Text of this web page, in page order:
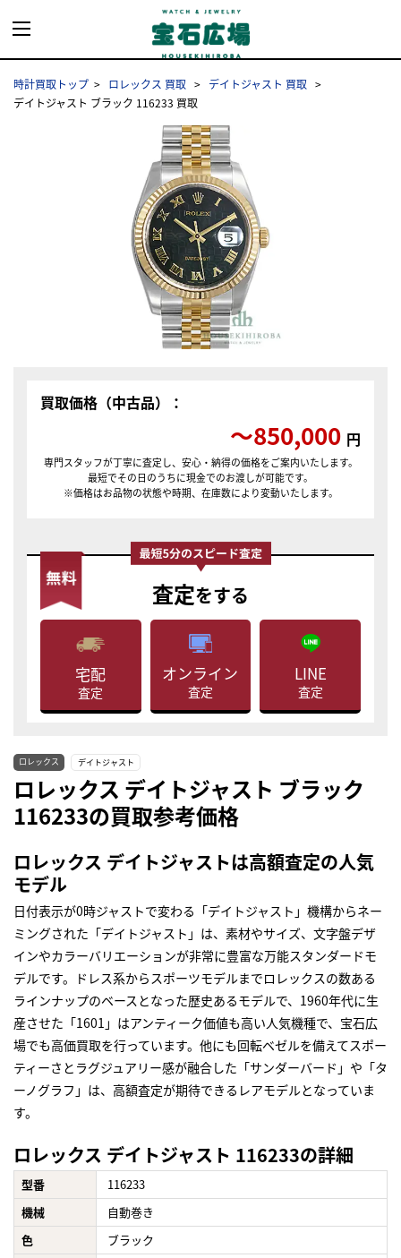
時計買取トップ ロレックス 買取
デイトジャスト 買取
デイトジャスト ブラック 116233 買取
買取価格（中古品）：
〜850,000 円
専門スタッフが丁寧に査定し、安心・納得の価格をご案内いたします。
最短でその日のうちに現金でのお渡しが可能です。
※価格はお品物の状態や時期、在庫数により変動いたします。
査定をする
宅配
査定
オンライン
査定
LINE
査定
ロレックス デイトジャスト
ロレックス デイトジャスト ブラック
116233の買取参考価格
ロレックス デイトジャストは高額査定の人気
モデル
日付表示が0時ジャストで変わる「デイトジャスト」機構からネー
ミングされた「デイトジャスト」は、素材やサイズ、文字盤デザ
インやカラーバリエーションが非常に豊富な万能スタンダードモ
デルです。ドレス系からスポーツモデルまでロレックスの数ある
ラインナップのベースとなった歴史あるモデルで、1960年代に生
産させた「1601」はアンティーク価値も高い人気機種で、宝石広
場でも高価買取を行っています。他にも回転ベゼルを備えてスポー
ティーさとラグジュアリー感が融合した「サンダーバード」や「タ
ーノグラフ」は、高額査定が期待できるレアモデルとなっていま
す。
ロレックス デイトジャスト 116233の詳細
型番
116233
機械
自動巻き
色
ブラック